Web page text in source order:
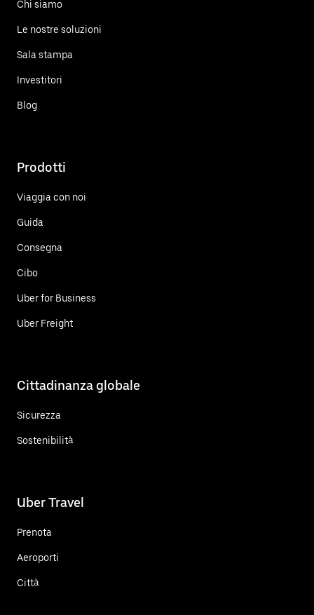
Chi siamo
Le nostre soluzioni
Sala stampa
Investitori
Blog
Prodotti
Viaggia con noi
Guida
Consegna
Cibo
Uber for Business
Uber Freight
Cittadinanza globale
Sicurezza
Sostenibilità
Uber Travel
Prenota
Aeroporti
Città